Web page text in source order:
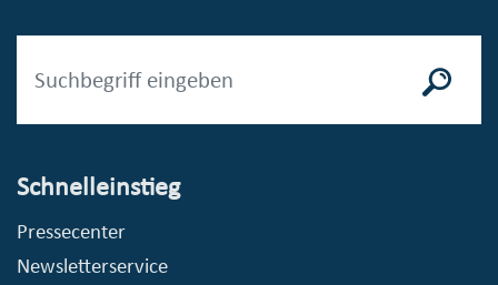
Schnelleinstieg
Pressecenter
Newsletterservice